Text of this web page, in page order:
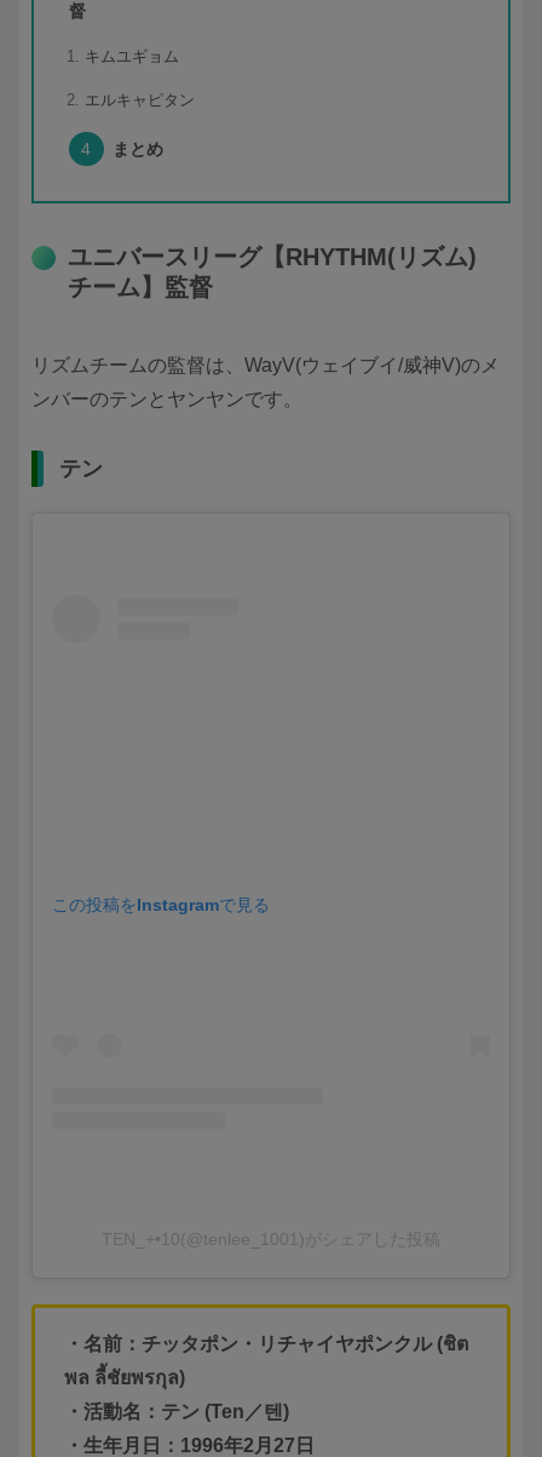
督
キムユギョム
エルキャピタン
まとめ
ユニバースリーグ【RHYTHM(リズム)
チーム】監督
リズムチームの監督は、WayV(ウェイブイ/威神V)のメ
ンバーのテンとヤンヤンです。
テン
この投稿をInstagramで見る
TEN_+•10(@tenlee_1001)がシェアした投稿
・名前： チッタポン・リチャイヤポンクル(ชิต
พล ลี้ชัยพรกุล)
・活動名：テン (Ten／텐 )
・生年月日：1996年2月27日